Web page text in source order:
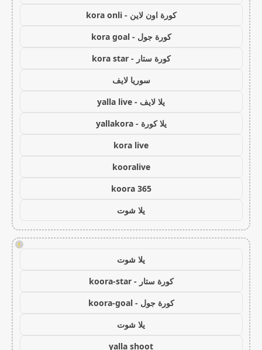
كورة اون لاين - kora onli
كورة جول - kora goal
كورة ستار - kora star
سوريا لايف
يلا لايف - yalla live
يلا كورة - yallakora
kora live
kooralive
koora 365
يلا شوت
!
يلا شوت
كورة ستار - koora-star
كورة جول - koora-goal
يلا شوت
yalla shoot